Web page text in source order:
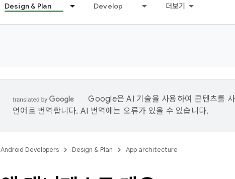
Design & Plan Develop 더보기
Google은 AI 기술을 사용하여 콘텐츠를
언어로 번역합니다. AI 번역에는 오류가 있을 수 있습니다.
Android Developers Design & Plan App architecture